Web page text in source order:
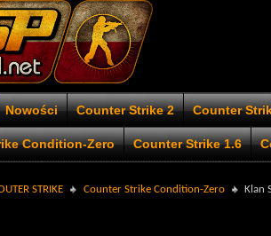
Nowości Counter Strike 2 Counter
Condition-Zero Counter Strike 1.6
STRIKE Counter Strike Condition-Zero Klan